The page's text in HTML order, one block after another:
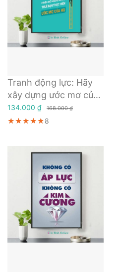
Tranh động lực: Hãy
xây dựng ước mơ của
chính bạn hoặc để
người khác thuê bạn
họ
134.000 ₫ 168.000 ₫
★★★★★
★★★★★
★★★★★8